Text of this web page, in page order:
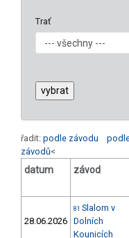
Trať
řadit: podle závodu
závodů<
datum závod
28.06.2026
81 Slalom v
Dolních
Kounicích